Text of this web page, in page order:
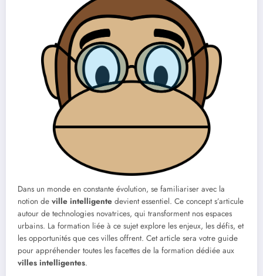
Dans un monde en constante évolution, se familiariser avec la
notion de ville intelligente devient essentiel. Ce concept s’articule
autour de technologies novatrices, qui transforment nos espaces
urbains. La formation liée à ce sujet explore les enjeux, les défis, et
les opportunités que ces villes offrent. Cet article sera votre guide
pour appréhender toutes les facettes de la formation dédiée aux
villes intelligentes.